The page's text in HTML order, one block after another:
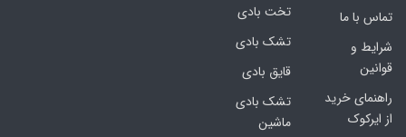
تماس با ما
شرایط و
قوانین
راهنمای خرید
از ایرکوک
تخت بادی
تشک بادی
قایق بادی
تشک بادی
ماشین